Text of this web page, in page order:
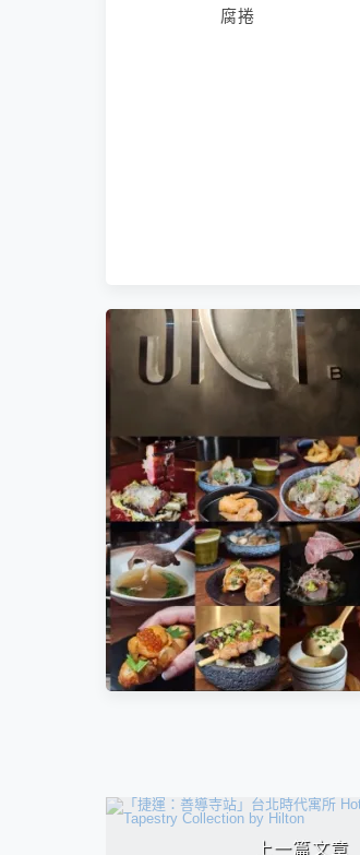
腐捲
相連文章
上一篇文章